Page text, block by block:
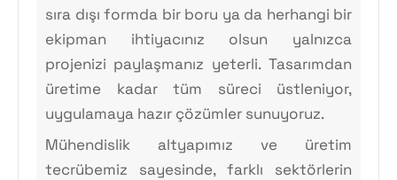
sıra dışı formda bir boru ya da herhangi bir
ekipman ihtiyacınız olsun yalnızca
projenizi paylaşmanız yeterli. Tasarımdan
üretime kadar tüm süreci üstleniyor,
uygulamaya hazır çözümler sunuyoruz.
Mühendislik altyapımız ve üretim
tecrübemiz sayesinde, farklı sektörlerin